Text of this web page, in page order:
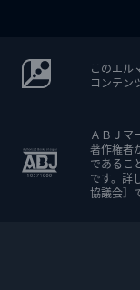
このエル
コンテン
ＡＢＪマ
著作権者
であるこ
です。詳
協議会］